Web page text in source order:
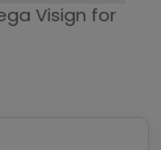
Visign for